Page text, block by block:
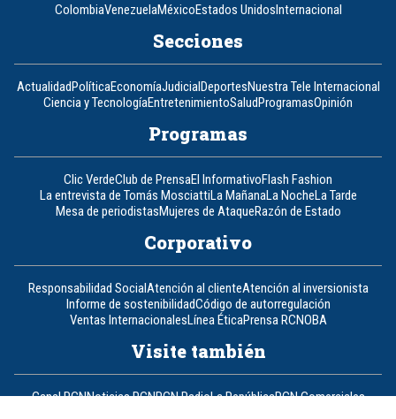
ColombiaVenezuelaMéxicoEstados UnidosInternacional
Secciones
ActualidadPolíticaEconomíaJudicialDeportesNuestra Tele Internacional
Ciencia y TecnologíaEntretenimientoSaludProgramasOpinión
Programas
Clic VerdeClub de PrensaEl InformativoFlash Fashion
La entrevista de Tomás MosciattiLa MañanaLa NocheLa Tarde
Mesa de periodistasMujeres de AtaqueRazón de Estado
Corporativo
Responsabilidad SocialAtención al clienteAtención al inversionista
Informe de sostenibilidadCódigo de autorregulación
Ventas InternacionalesLínea ÉticaPrensa RCNOBA
Visite también
Canal RCNNoticias RCNRCN RadioLa RepúblicaRCN Comerciales